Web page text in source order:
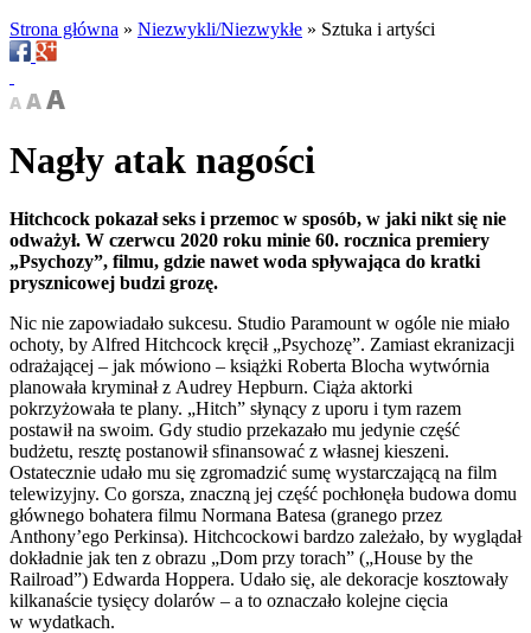
Strona główna » Niezwykli/Niezwykłe » Sztuka i artyści
Nagły atak nagości
Hitchcock pokazał seks i przemoc w sposób, w jaki nikt się nie
odważył. W czerwcu 2020 roku minie 60. rocznica premiery
„Psychozy”, filmu, gdzie nawet woda spływająca do kratki
prysznicowej budzi grozę.
Nic nie zapowiadało sukcesu. Studio Paramount w ogóle nie miało
ochoty, by Alfred Hitchcock kręcił „Psychozę”. Zamiast ekranizacji
odrażającej – jak mówiono – książki Roberta Blocha wytwórnia
planowała kryminał z Audrey Hepburn. Ciąża aktorki
pokrzyżowała te plany. „Hitch” słynący z uporu i tym razem
postawił na swoim. Gdy studio przekazało mu jedynie część
budżetu, resztę postanowił sfinansować z własnej kieszeni.
Ostatecznie udało mu się zgromadzić sumę wystarczającą na film
telewizyjny. Co gorsza, znaczną jej część pochłonęła budowa domu
głównego bohatera filmu Normana Batesa (granego przez
Anthony’ego Perkinsa). Hitchcockowi bardzo zależało, by wyglądał
dokładnie jak ten z obrazu „Dom przy torach” („House by the
Railroad”) Edwarda Hoppera. Udało się, ale dekoracje kosztowały
kilkanaście tysięcy dolarów – a to oznaczało kolejne cięcia
w wydatkach.